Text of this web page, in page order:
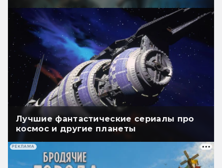
Лучшие фантастические сериалы про
космос и другие планеты
РЕКЛАМА